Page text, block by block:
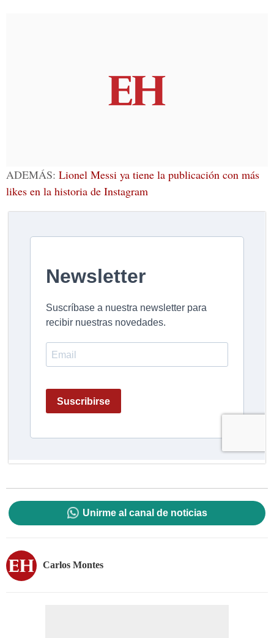
ADEMÁS: Lionel Messi ya tiene la publicación con más
likes en la historia de Instagram
Unirme al canal de noticias
Carlos Montes